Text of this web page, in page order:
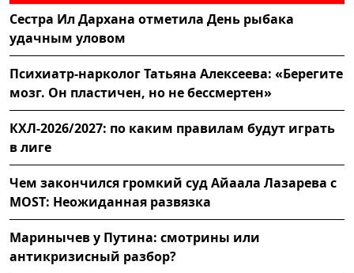
Сестра Ил Дархана отметила День рыбака
удачным уловом
Психиатр-нарколог Татьяна Алексеева: «Берегите
мозг. Он пластичен, но не бессмертен»
КХЛ-2026/2027: по каким правилам будут играть
в лиге
Чем закончился громкий суд Айаала Лазарева с
MOST: Неожиданная развязка
Маринычев у Путина: смотрины или
антикризисный разбор?